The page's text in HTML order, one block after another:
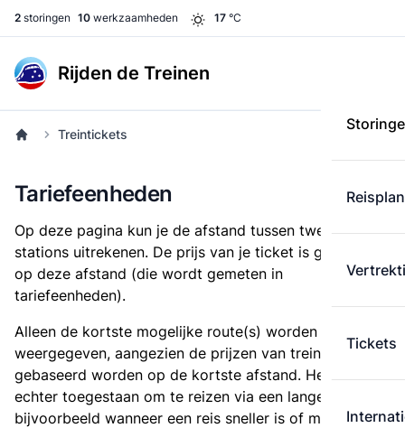
2 storingen 10 werkzaamheden 17 °C
Rijden de Treinen
Tickets
Treintickets
Tariefeenheden
Op deze pagina kun je de afstand tussen twee
stations uitrekenen. De prijs van je ticket is gebaseerd
op deze afstand (die wordt gemeten in
tariefeenheden).
Alleen de kortste mogelijke route(s) worden
weergegeven, aangezien de prijzen van treintickets
gebaseerd worden op de kortste afstand. Het is
echter toegestaan om te reizen via een langere route,
bijvoorbeeld wanneer een reis sneller is of met minder